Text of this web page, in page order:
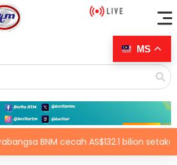
BNM cecah AS$132.1 bilion setakat
MS